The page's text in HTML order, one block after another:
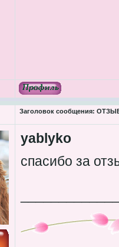
Заголовок сообщения:
yablyko
спасибо за